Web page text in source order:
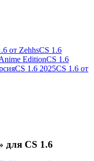
от ZehhsCS 1.6
EditionCS 1.6
CS 1.6 2025CS 1.6 от
для CS 1.6